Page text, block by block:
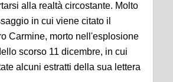
alla realtà circostante. Molto
in cui viene citato il
Carmine, morto nell'esplosione
scorso 11 dicembre, in cui
alcuni estratti della sua lettera